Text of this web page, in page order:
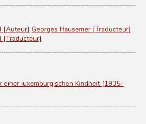
[Auteur] Georges Hausemer [Traducteur]
[Traducteur]
einer luxemburgischen Kindheit (1935-